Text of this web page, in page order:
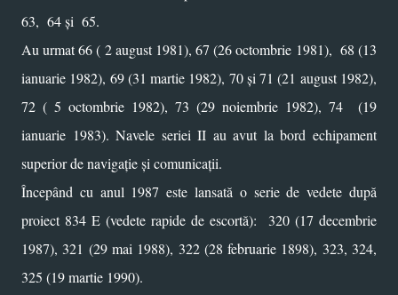
63, 64 și 65.
Au urmat 66 ( 2 august 1981), 67 (26 octombrie 1981), 68 (13
ianuarie 1982), 69 (31 martie 1982), 70 și 71 (21 august 1982),
72 ( 5 octombrie 1982), 73 (29 noiembrie 1982), 74 (19
ianuarie 1983). Navele seriei II au avut la bord echipament
superior de navigație și comunicații.
Începând cu anul 1987 este lansată o serie de vedete după
proiect 834 E (vedete rapide de escortă): 320 (17 decembrie
1987), 321 (29 mai 1988), 322 (28 februarie 1898), 323, 324,
325 (19 martie 1990).